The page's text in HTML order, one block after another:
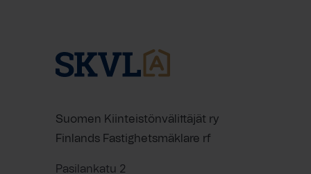
Suomen Kiinteistönvälittäjät ry
Finlands Fastighetsmäklare rf
Pasilankatu 2